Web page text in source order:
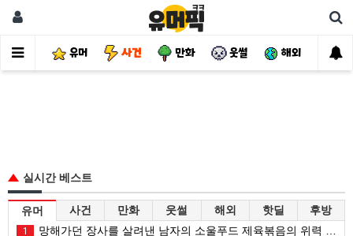
유머 사건 만화 웃썰 해외 핫
실시간 베스트
유머 사건 만화 웃썰 해외 핫딜 후방
1 망해가던 장사를 살려낸 남자의 소울푸드 제육볶음의 위력 ㅋㅋ